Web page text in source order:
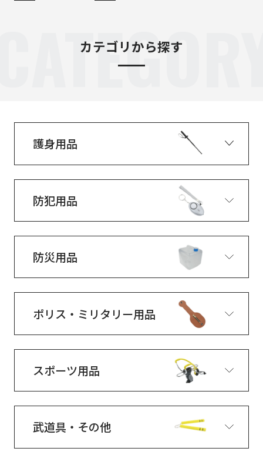
カテゴリから探す
護身用品
防犯用品
防災用品
ポリス・ミリタリー用品
スポーツ用品
武道具・その他